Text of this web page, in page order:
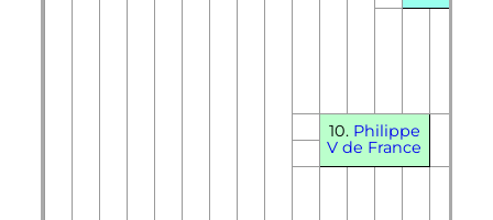
10. Philippe
V de France